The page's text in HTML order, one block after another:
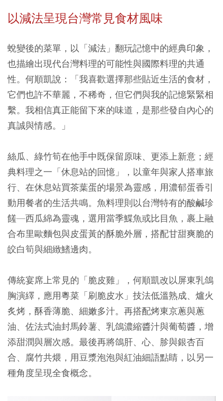
以減法呈現台灣常見食材風味
蛻變後的菜單，以「減法」翻玩記憶中的經典印象，
也描繪出現代台灣料理的可能性與國際料理的共通
性。何順凱說：「我喜歡選擇那些貼近生活的食材，
它們也許不華麗，不稀奇，但它們與我的記憶緊緊相
繫。我相信真正能留下來的味道，是那些發自內心的
真誠與情感。」
絲瓜、綠竹筍在他手中既保留原味、更添上新意；經
典料理之一「休息站的回憶」，以童年與家人搭車旅
行、在休息站買茶葉蛋的場景為靈感，用濃郁蛋香引
動用餐者的生活共鳴。魚料理則以台灣特有的酸鹹珍
饈—西瓜綿為靈魂，選用當季鰈魚或比目魚，裹上融
合布里歐麵包與皮蛋黃的酥脆外層，搭配甘甜爽脆的
皎白筍與細緻鰭邊肉。
傳統宴席上常見的「脆皮雞」，何順凱改以屏東乳鴿
胸演繹，應用粵菜「刷脆皮水」技法低溫熟成、爐火
炙烤，酥香薄脆、細嫩多汁。再搭配烤東京蔥與蔥
油、佐法式油封馬鈴薯、乳鴿濃縮醬汁與葡萄醬，增
添甜潤與層次感。最後再將鴿肝、心、胗與銀杏百
合、腐竹共煨，用豆漿泡泡與紅油細語點睛，以另一
種角度呈現全食概念。